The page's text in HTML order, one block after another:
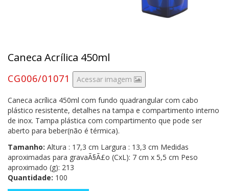
Caneca Acrílica 450ml
CG006/01071 Acessar imagem
Caneca acrílica 450ml com fundo quadrangular com cabo
plástico resistente, detalhes na tampa e compartimento interno
de inox. Tampa plástica com compartimento que pode ser
aberto para beber(não é térmica).
Tamanho: Altura : 17,3 cm Largura : 13,3 cm Medidas
aproximadas para gravaÃ§Ã£o (CxL): 7 cm x 5,5 cm Peso
aproximado (g): 213
Quantidade: 100